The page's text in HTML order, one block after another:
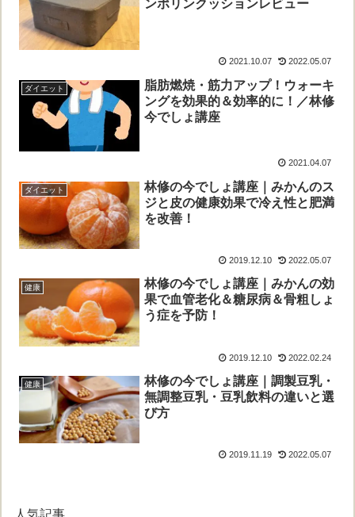
ンポリンクッションレビュー
2021.10.07 2022.05.07
ダイエット
脂肪燃焼・筋力アップ！ウォーキ
ングを効果的＆効率的に！／林修
今でしょ講座
2021.04.07
ダイエット
林修の今でしょ講座｜みかんのス
ジと皮の健康効果で冷え性と肥満
を改善！
2019.12.10 2022.05.07
健康
林修の今でしょ講座｜みかんの効
果で血管老化＆糖尿病＆骨粗しょ
う症を予防！
2019.12.10 2022.02.24
健康
林修の今でしょ講座｜調製豆乳・
無調整豆乳・豆乳飲料の違いと選
び方
2019.11.19 2022.05.07